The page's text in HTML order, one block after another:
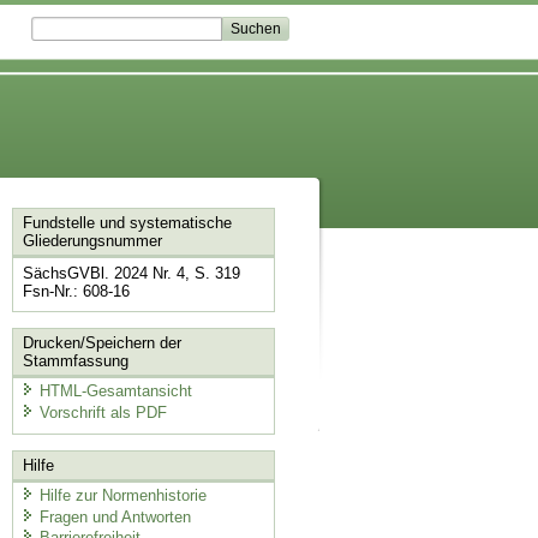
Fundstelle und systematische
Gliederungsnummer
SächsGVBl. 2024 Nr. 4, S. 319
Fsn-Nr.: 608-16
Drucken/Speichern der
Stammfassung
HTML-Gesamtansicht
Vorschrift als PDF
Hilfe
Hilfe zur Normenhistorie
Fragen und Antworten